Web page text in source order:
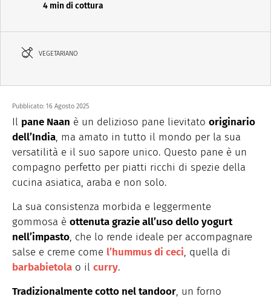
4 min di cottura
VEGETARIANO
Pubblicato: 16 Agosto 2025
Il pane Naan è un delizioso pane lievitato originario
dell’India, ma amato in tutto il mondo per la sua
versatilità e il suo sapore unico. Questo pane è un
compagno perfetto per piatti ricchi di spezie della
cucina asiatica, araba e non solo.
La sua consistenza morbida e leggermente
gommosa è ottenuta grazie all’uso dello yogurt
nell’impasto, che lo rende ideale per accompagnare
salse e creme come l’hummus di ceci, quella di
barbabietola o il curry.
Tradizionalmente cotto nel tandoor, un forno